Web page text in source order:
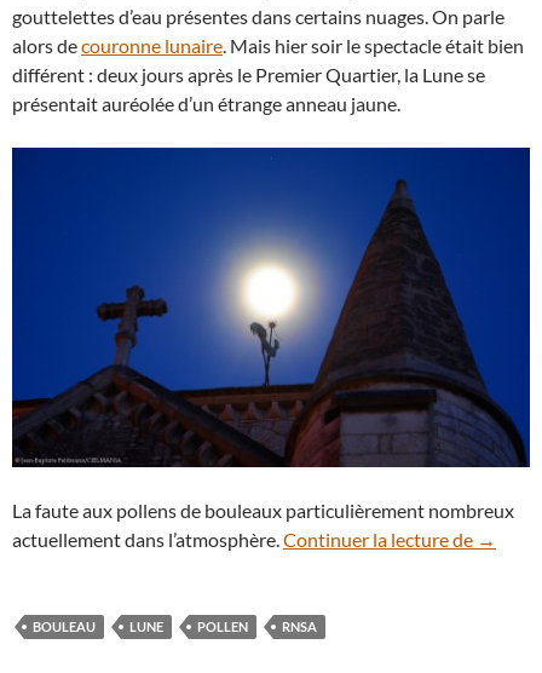
gouttelettes d’eau présentes dans certains nuages. On parle
alors decouronne lunaire. Mais hier soir le spectacle était bien
différent : deux jours après le Premier Quartier, la Lune se
présentait auréolée d’un étrange anneau jaune.
La faute aux pollens de bouleaux particulièrement nombreux
actuellement dans l’atmosphère.Continuer la lecture de Des
→
BOULEAU LUNE POLLEN RNSA